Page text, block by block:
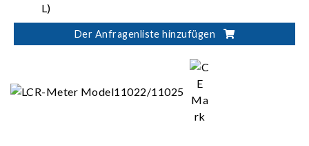
L)
Messzeit: 75 ms
Standard-RS-232-Schnittstelle, optionale GPIB- &
Der Anfragenliste hinzufügen